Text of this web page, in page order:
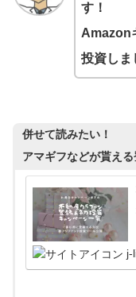
す！
Amazon
投資しま
併せて読みたい！
アマギフなどが貰え
j-